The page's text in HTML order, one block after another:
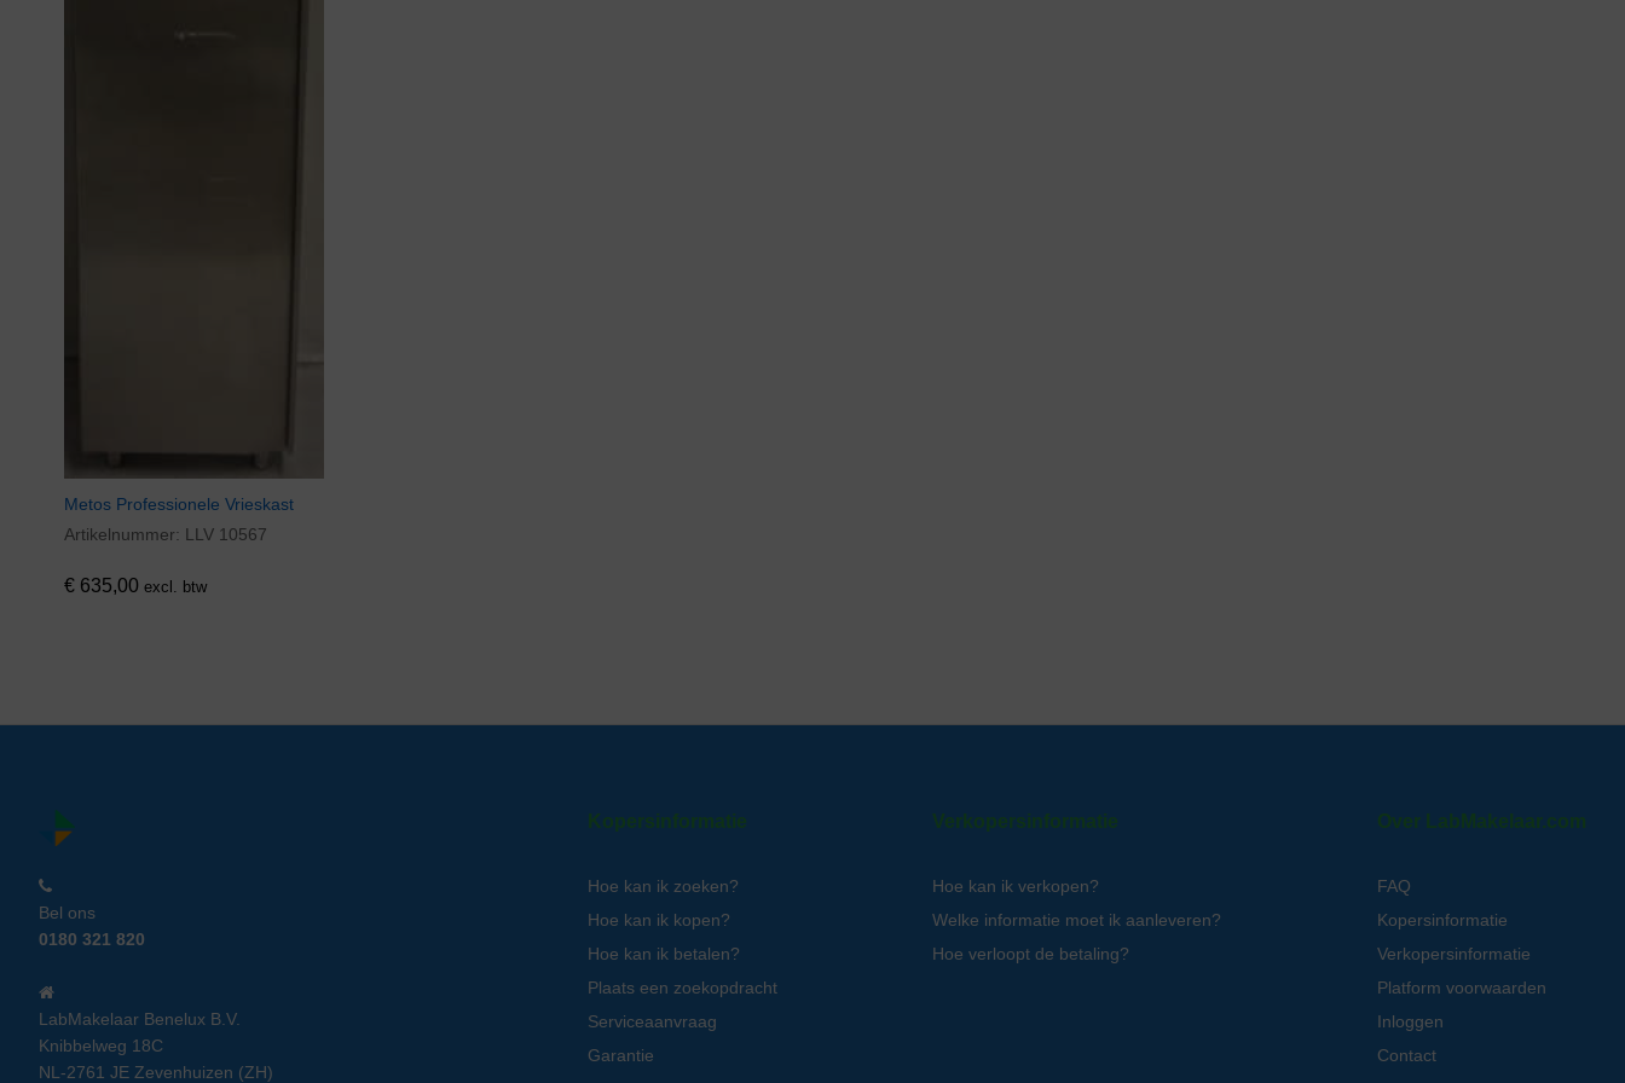
Metos Professionele Vrieskast
Artikelnummer: LLV 10567
€ 635,00 excl. btw
Bel ons
0180 321 820
LabMakelaar Benelux B.V.
Knibbelweg 18C
NL-2761 JE Zevenhuizen (ZH)
Kopersinformatie
Hoe kan ik zoeken?
Hoe kan ik kopen?
Hoe kan ik betalen?
Plaats een zoekopdracht
Serviceaanvraag
Garantie
Verkopersinformatie
Hoe kan ik verkopen?
Welke informatie moet ik aanleveren?
Hoe verloopt de betaling?
Over LabMakelaar.com
FAQ
Kopersinformatie
Verkopersinformatie
Platform voorwaarden
Inloggen
Contact